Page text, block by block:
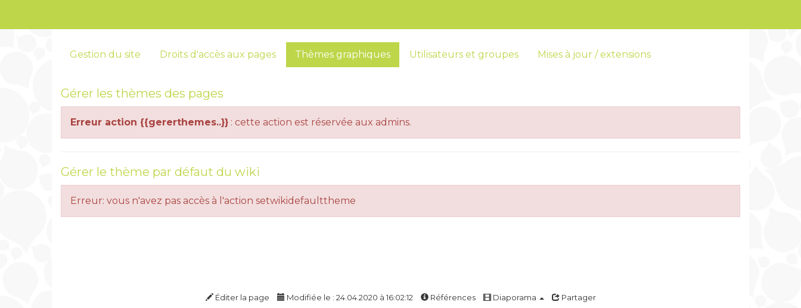
Gestion du site Droits d'accès aux pages Thèmes graphiques Utilisateurs et groupes Mises à jour / extensions
Gérer les thèmes des pages
Erreur action {{gererthemes..}} : cette action est réservée aux admins.
Gérer le thème par défaut du wiki
Erreur: vous n'avez pas accès à l'action setwikidefaulttheme
Éditer la page Modifiée le : 24.04.2020 à 16:02:12 Références Diaporama Partager